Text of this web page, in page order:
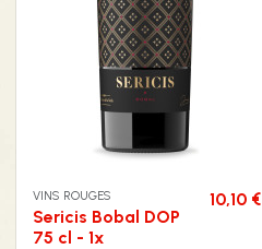
VINS ROUGES
Sericis Bobal DOP
75 cl - 1x
10,10 €